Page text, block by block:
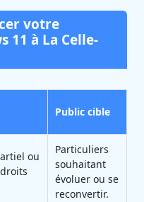
votre
11 à La Celle-
Public cible
ou
Particuliers
souhaitant
évoluer ou se
reconvertir.